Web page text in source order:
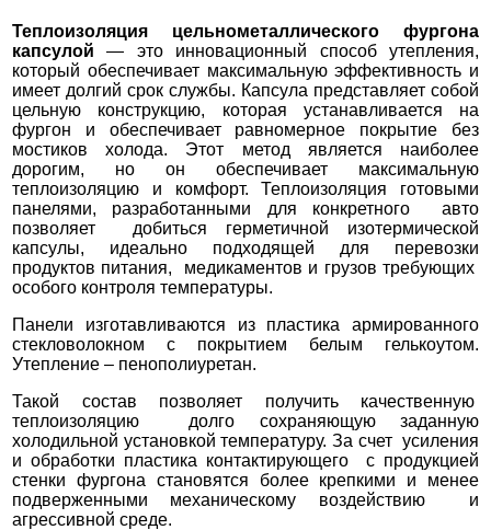
Теплоизоляция цельнометаллического фургона
капсулой — это инновационный способ утепления,
который обеспечивает максимальную эффективность и
имеет долгий срок службы. Капсула представляет собой
цельную конструкцию, которая устанавливается на
фургон и обеспечивает равномерное покрытие без
мостиков холода. Этот метод является наиболее
дорогим, но он обеспечивает максимальную
теплоизоляцию и комфорт.Теплоизоляция готовыми
панелями, разработанными для конкретного авто
позволяет добиться герметичной изотермической
капсулы, идеально подходящей для перевозки
продуктов питания, медикаментов и грузов требующих
особого контроля температуры.
Панели изготавливаются из пластика армированного
стекловолокном с покрытием белым гелькоутом.
Утепление – пенополиуретан.
Такой состав позволяет получить качественную
теплоизоляцию долго сохраняющую заданную
холодильной установкой температуру. За счет усиления
и обработки пластика контактирующего с продукцией
стенки фургона становятся более крепкими и менее
подверженными механическому воздействию и
агрессивной среде.